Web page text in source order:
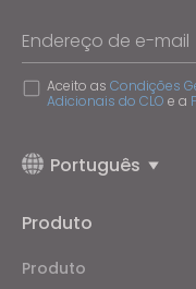
Endereço de e-mail
Aceito as Condições
Adicionais do CLO e a
Português
Produto
Produto